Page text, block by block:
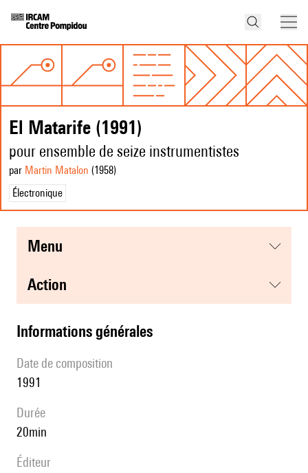
El Matarife (1991)
pour ensemble de seize instrumentistes
par Martin Matalon (1958)
Électronique
menu
action
informations générales
date de composition
1991
durée
20min
éditeur